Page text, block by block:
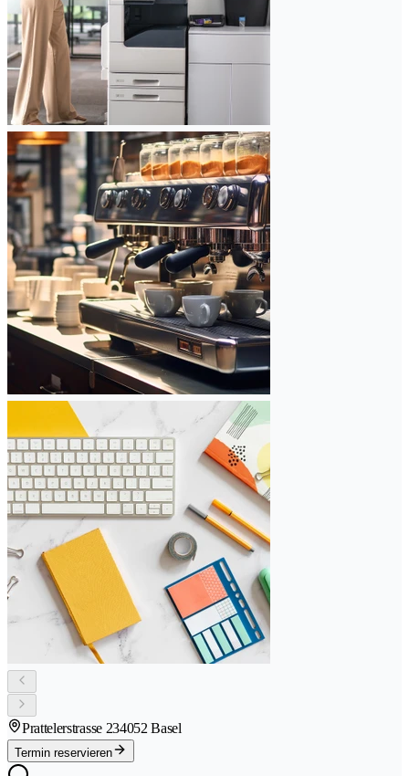
Prattelerstrasse 234052 Basel
Termin reservieren